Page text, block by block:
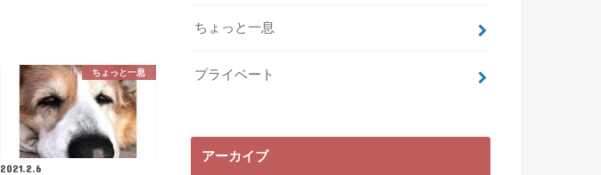
ちょっと一息
2021.2.6
ちょっと一息
プライベート
アーカイブ